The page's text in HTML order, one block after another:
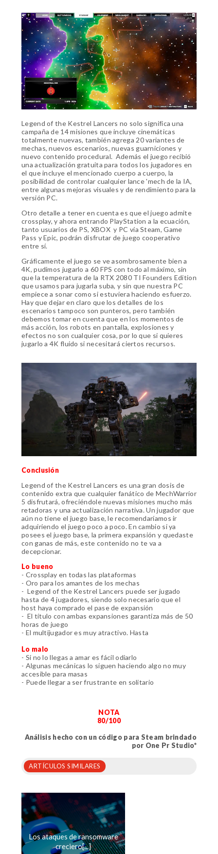
Legend of the Kestrel Lancers no solo significa una
campaña de 14 misiones que incluye cinemáticas
totalmente nuevas, también agrega 20 variantes de
mechas, nuevos escenarios, nuevas guarniciones y
nuevo contenido procedural. Además el juego recibió
una actualización gratuita para todos los jugadores en
el que incluye el mencionado cuerpo a cuerpo, la
posibilidad de controlar cualquier lance 'mech de la IA,
entre algunas mejoras visuales y de rendimiento para la
versión PC.
Otro detalle a tener en cuenta es que el juego admite
crossplay, y ahora entrando PlayStation a la ecuación,
tanto usuarios de PS, XBOX y PC vía Steam, Game
Pass y Epic, podrán disfrutar de juego cooperativo
entre sí.
Gráficamente el juego se ve asombrosamente bien a
4K, pudimos jugarlo a 60 FPS con todo al máximo, sin
que la temperatura de la RTX 2080 TI Founders Edition
que usamos para jugarla suba, y sin que nuestra PC
empiece a sonar como si estuviera haciendo esfuerzo.
Hay que dejar en claro que los detalles de los
escenarios tampoco son punteros, pero también
debemos tomar en cuenta que en los momentos de
más acción, los robots en pantalla, explosiones y
efectos no son cualquier cosa, por lo que si quieres
jugarlo a 4K fluido si necesitará ciertos recursos.
Conclusión
Legend of the Kestrel Lancers es una gran dosis de
contenido extra que cualquier fanático de MechWarrior
5 disfrutará, ofreciéndole nuevas misiones mucho más
retadoras y una actualización narrativa. Un jugador que
aún no tiene el juego base, le recomendaríamos ir
adquiriendo el juego poco a poco. En cambio si ya
posees el juego base, la primera expansión y quedaste
con ganas de más, este contenido no te va a
decepcionar.
Lo bueno
- Crossplay en todas las plataformas
- Oro para los amantes de los mechas
- Legend of the Kestrel Lancers puede ser jugado
hasta de 4 jugadores, siendo solo necesario que el
host haya comprado el pase de expansión
- El título con ambas expansiones garantiza más de 50
horas de juego
- El multijugador es muy atractivo. Hasta
Lo malo
- Si no lo llegas a amar es fácil odiarlo
- Algunas mecánicas lo siguen haciendo algo no muy
accesible para masas
- Puede llegar a ser frustrante en solitario
NOTA
80/100
Análisis hecho con un código para Steam brindado
por One Pr Studio*
ARTÍCULOS SIMILARES
Los ataques de ransomware
creciero[...]